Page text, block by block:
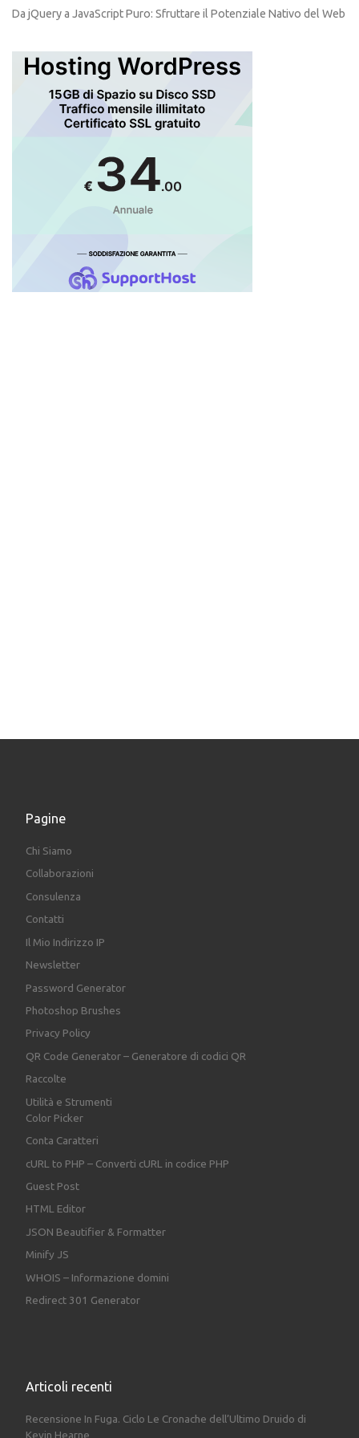
Da jQuery a JavaScript Puro: Sfruttare il Potenziale Nativo del Web
Pagine
Chi Siamo
Collaborazioni
Consulenza
Contatti
Il Mio Indirizzo IP
Newsletter
Password Generator
Photoshop Brushes
Privacy Policy
QR Code Generator – Generatore di codici QR
Raccolte
Utilità e Strumenti
Color Picker
Conta Caratteri
cURL to PHP – Converti cURL in codice PHP
Guest Post
HTML Editor
JSON Beautifier & Formatter
Minify JS
WHOIS – Informazione domini
Redirect 301 Generator
Articoli recenti
Recensione In Fuga. Ciclo Le Cronache dell’Ultimo Druido di
Kevin Hearne